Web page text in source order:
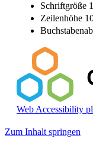
Schriftgröße
Zeilenhöhe
Web Accessibility
Zum Inhalt springen